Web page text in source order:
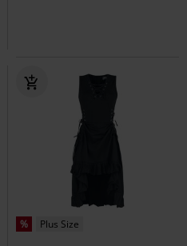
% Plus Size